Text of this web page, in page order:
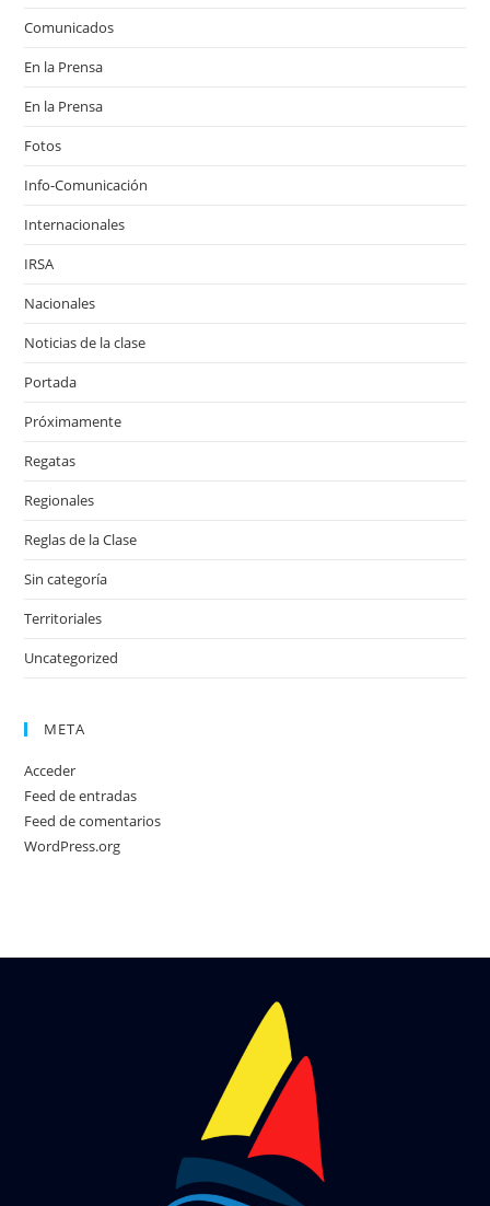
Comunicados
En la Prensa
En la Prensa
Fotos
Info-Comunicación
Internacionales
IRSA
Nacionales
Noticias de la clase
Portada
Próximamente
Regatas
Regionales
Reglas de la Clase
Sin categoría
Territoriales
Uncategorized
META
Acceder
Feed de entradas
Feed de comentarios
WordPress.org